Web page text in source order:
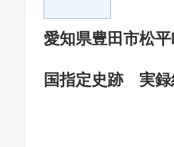
愛知県豊田市松平
国指定史跡 実録